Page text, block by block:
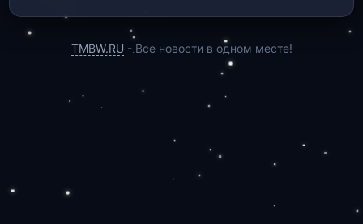
TMBW.RU - Все новости в одном месте!